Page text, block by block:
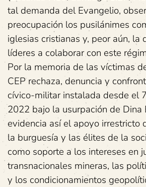
tal demanda del Evangelio,
preocupación los pusilánimes
iglesias cristianas y, peor aún, la
líderes a colaborar con este
Por la memoria de las víctimas
CEP rechaza, denuncia y
cívico-militar instalada desde el
2022 bajo la usurpación de Dina
evidencia así el apoyo irrestricto
la burguesía y las élites de la
como soporte a los intereses en
transnacionales mineras, las
y los condicionamientos